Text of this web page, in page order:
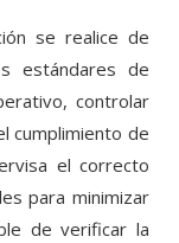
se realice de
estándares de
controlar
cumplimiento de
el correcto
para minimizar
de verificar la